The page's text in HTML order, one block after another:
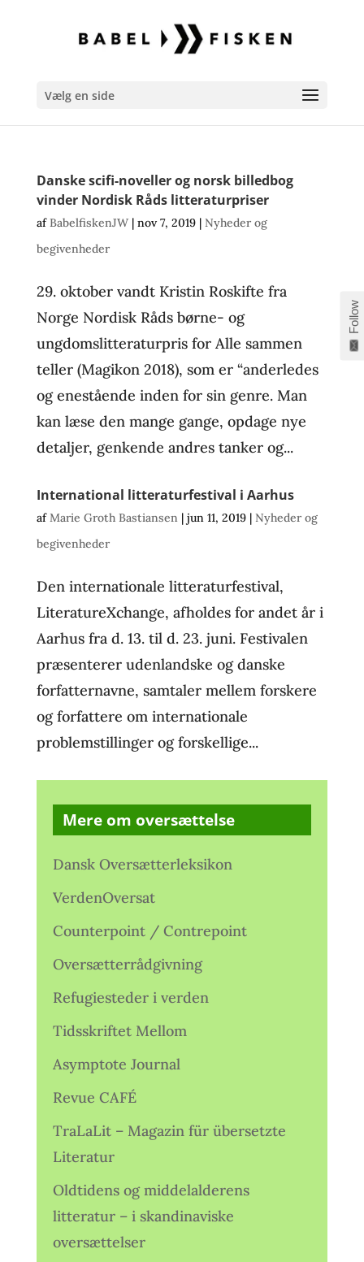
Vælg en side
Danske scifi-noveller og norsk billedbog
vinder Nordisk Råds litteraturpriser
afBabelfiskenJW| nov 7, 2019| Nyheder og
begivenheder
29. oktober vandt Kristin Roskifte fra
Norge Nordisk Råds børne- og
ungdomslitteraturpris for Alle sammen
teller (Magikon 2018), som er “anderledes
og enestående inden for sin genre. Man
kan læse den mange gange, opdage nye
detaljer, genkende andres tanker og...
International litteraturfestival i Aarhus
afMarie Groth Bastiansen| jun 11, 2019| Nyheder og
begivenheder
Den internationale litteraturfestival,
LiteratureXchange, afholdes for andet år i
Aarhus fra d. 13. til d. 23. juni. Festivalen
præsenterer udenlandske og danske
forfatternavne, samtaler mellem forskere
og forfattere om internationale
problemstillinger og forskellige...
Mere om oversættelse
Dansk Oversætterleksikon
VerdenOversat
Counterpoint / Contrepoint
Oversætterrådgivning
Refugiesteder i verden
Tidsskriftet Mellom
Asymptote Journal
Revue CAFÉ
TraLaLit – Magazin für übersetzte
Literatur
Oldtidens og middelalderens
litteratur – i skandinaviske
oversættelser
Follow